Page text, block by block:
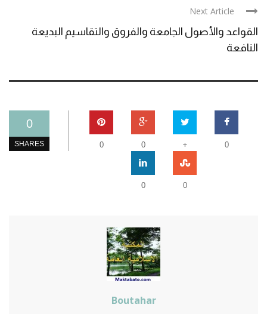
Next Article
القواعد والأصول الجامعة والفروق والتقاسيم البديعة
النافعة
0
SHARES 0
+
0
0
0
0
Boutahar